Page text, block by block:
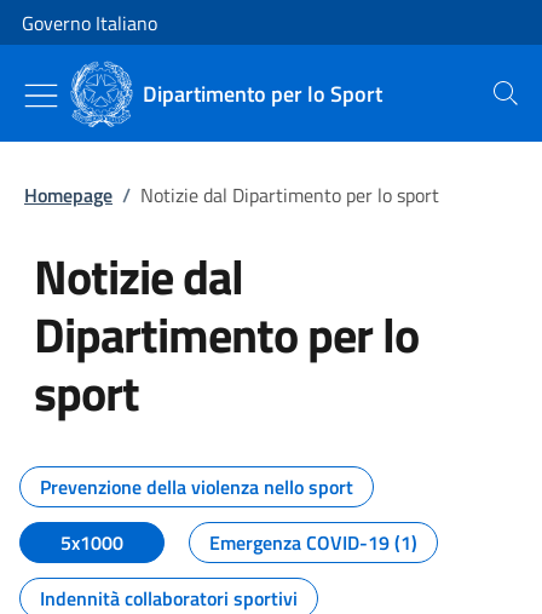
Vai al contenuto
Vai alla navigazione del sito
Governo Italiano
Dipartimento per lo Sport Cerca
Homepage / Notizie dal Dipartimento per lo sport
Notizie dal
Dipartimento per lo
sport
Tutti i contenuti della pagina
Prevenzione della violenza nello sport
5x1000
Emergenza COVID-19 (1)
Indennità collaboratori sportivi